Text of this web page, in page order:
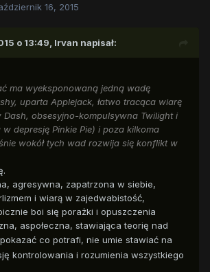
16, 2015
o 13:49, Irvan napisał:
ma wyeksponowaną jedną wadę
uparta Applejack, łatwo tracąca wiarę
Dash, obsesyjno-kompulsywna Twilight i
depresję Pinkie Pie) i poza kilkoma
wokół tych wad rozwija się konflikt w
agresywna, zapatrzona w siebie,
i wiarą w zajedwabistość,
boi się porażki i opuszczenia
aspołeczna, stawiająca teorię nad
co potrafi, nie umie stawiać na
kontrolowania i rozumienia wszystkiego